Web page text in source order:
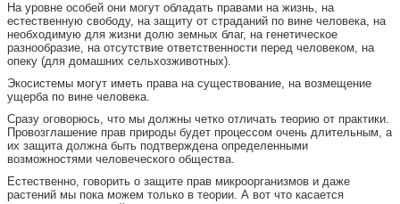
На уровне особей они могут обладать правами на жизнь, на
естественную свободу, на защиту от страданий по вине человека, на
необходимую для жизни долю земных благ, на генетическое
разнообразие, на отсутствие ответственности перед человеком, на
опеку (для домашних сельхозживотных).
Экосистемы могут иметь права на существование, на возмещение
ущерба по вине человека.
Сразу оговорюсь, что мы должны четко отличать теорию от практики.
Провозглашение прав природы будет процессом очень длительным, а
их защита должна быть подтверждена определенными
возможностями человеческого общества.
Естественно, говорить о защите прав микроорганизмов и даже
растений мы пока можем только в теории. А вот что касается